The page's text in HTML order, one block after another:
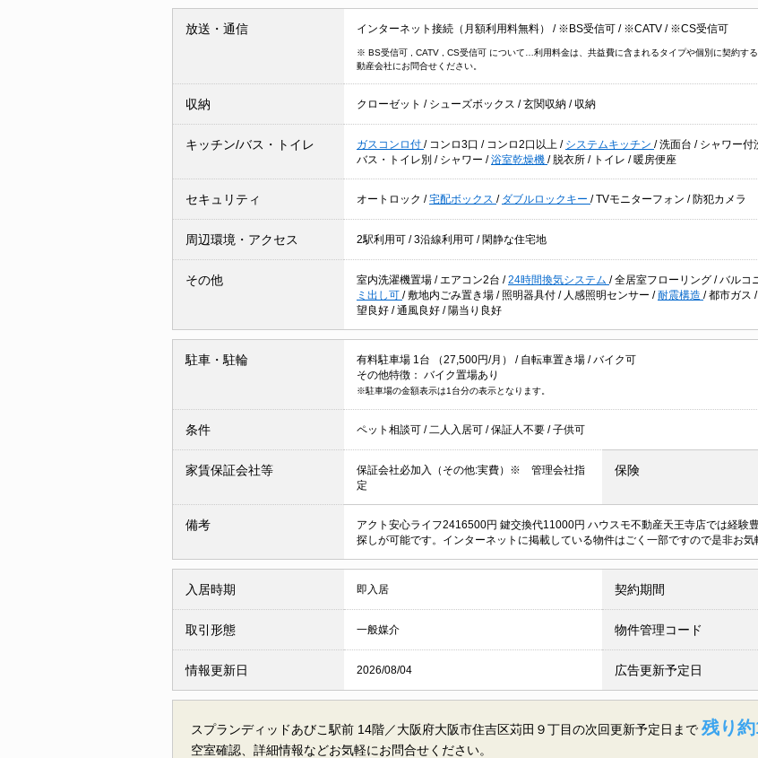
放送・通信 インターネット接続（月額利用料無料） / ※BS受信可 / ※CATV / ※CS受信可
※ BS受信可 , CATV , CS受信可 について…利用料金は、共益費に含まれるタイプや個別に契約す
動産会社にお問合せください。
収納 クローゼット / シューズボックス /玄関収納 /収納
キッチン/バス・トイレ ガスコンロ付 / コンロ3口 / コンロ2口以上 / システムキッチン /洗面台 / シャワー付
バス・トイレ別 / シャワー /浴室乾燥機 / 脱衣所 / トイレ / 暖房便座
セキュリティ オートロック /宅配ボックス / ダブルロックキー /TVモニターフォン / 防犯カメラ
周辺環境・アクセス 2駅利用可 /3沿線利用可 / 閑静な住宅地
その他 室内洗濯機置場 / エアコン2台 /24時間換気システム /全居室フローリング /バルコ
ミ出し可 /敷地内ごみ置き場 / 照明器具付 / 人感照明センサー /耐震構造 /都市ガス /
望良好 /通風良好 / 陽当り良好
駐車・駐輪 有料駐車場 1台 （27,500円/月） / 自転車置き場 /バイク可
その他特徴： バイク置場あり
※駐車場の金額表示は1台分の表示となります。
条件 ペット相談可 / 二人入居可 /保証人不要 /子供可
家賃保証会社等
保証会社必加入（その他:実費）※ 管理会社指
定
保険
備考
アクト安心ライフ2416500円 鍵交換代11000円 ハウスモ不動産天王寺店では経験
探しが可能です。インターネットに掲載している物件はごく一部ですので是非お気
入居時期 即入居 契約期間
取引形態 一般媒介 物件管理コード
情報更新日 2026/08/04 広告更新予定日
スプランディッドあびこ駅前 14階／大阪府大阪市住吉区苅田９丁目の次回更新予定日まで 残り
空室確認、詳細情報などお気軽にお問合せください。